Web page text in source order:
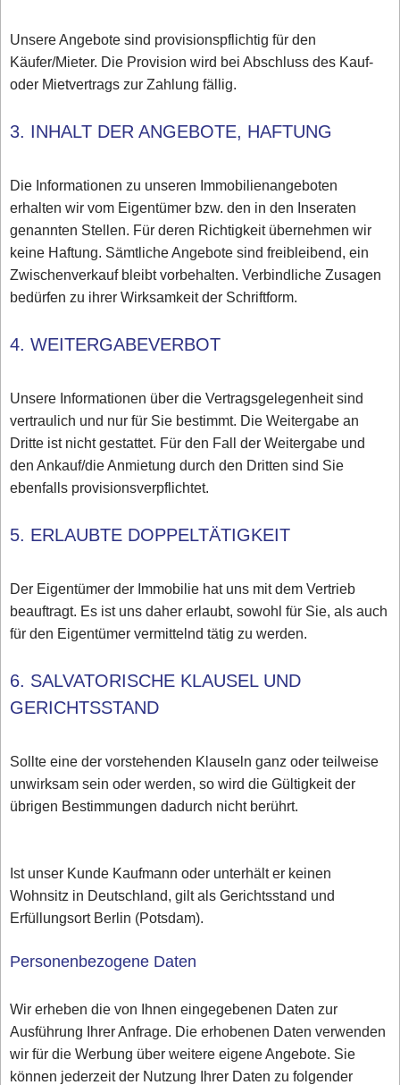
Unsere Angebote sind provisionspflichtig für den
Käufer/Mieter. Die Provision wird bei Abschluss des Kauf-
oder Mietvertrags zur Zahlung fällig.
3. INHALT DER ANGEBOTE, HAFTUNG
Die Informationen zu unseren Immobilienangeboten
erhalten wir vom Eigentümer bzw. den in den Inseraten
genannten Stellen. Für deren Richtigkeit übernehmen wir
keine Haftung. Sämtliche Angebote sind freibleibend, ein
Zwischenverkauf bleibt vorbehalten. Verbindliche Zusagen
bedürfen zu ihrer Wirksamkeit der Schriftform.
4. WEITERGABEVERBOT
Unsere Informationen über die Vertragsgelegenheit sind
vertraulich und nur für Sie bestimmt. Die Weitergabe an
Dritte ist nicht gestattet. Für den Fall der Weitergabe und
den Ankauf/die Anmietung durch den Dritten sind Sie
ebenfalls provisionsverpflichtet.
5. ERLAUBTE DOPPELTÄTIGKEIT
Der Eigentümer der Immobilie hat uns mit dem Vertrieb
beauftragt. Es ist uns daher erlaubt, sowohl für Sie, als auch
für den Eigentümer vermittelnd tätig zu werden.
6. SALVATORISCHE KLAUSEL UND
GERICHTSSTAND
Sollte eine der vorstehenden Klauseln ganz oder teilweise
unwirksam sein oder werden, so wird die Gültigkeit der
übrigen Bestimmungen dadurch nicht berührt.
Ist unser Kunde Kaufmann oder unterhält er keinen
Wohnsitz in Deutschland, gilt als Gerichtsstand und
Erfüllungsort Berlin (Potsdam).
Personenbezogene Daten
Wir erheben die von Ihnen eingegebenen Daten zur
Ausführung Ihrer Anfrage. Die erhobenen Daten verwenden
wir für die Werbung über weitere eigene Angebote. Sie
können jederzeit der Nutzung Ihrer Daten zu folgender